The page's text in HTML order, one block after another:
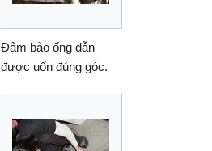
Đảm bảo ống dẫn
được uốn đúng góc.